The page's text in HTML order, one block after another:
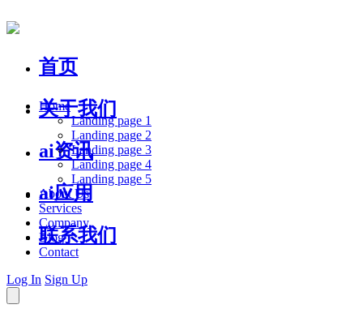
首页
关于我们
ai资讯
ai应用
联系我们
Home
Landing page 1
Landing page 2
Landing page 3
Landing page 4
Landing page 5
About Us
Services
Company
Blog
Contact
Log In Sign Up